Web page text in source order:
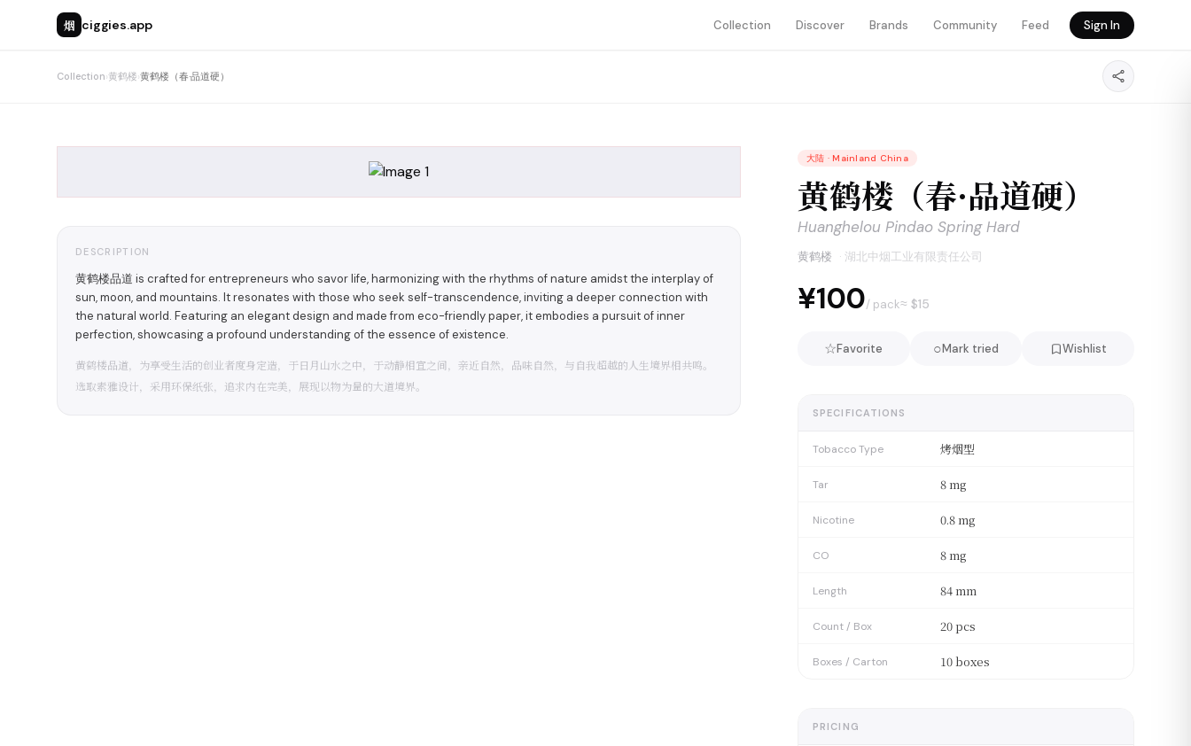
烟 ciggies.app Collection Discover Brands Community Feed Sign In
Collection›黄鹤楼›黄鹤楼（春·品道硬）
DESCRIPTION
黄鹤楼品道 is crafted for entrepreneurs who savor life, harmonizing with the rhythms of nature amidst the interplay of
sun, moon, and mountains. It resonates with those who seek self-transcendence, inviting a deeper connection with
the natural world. Featuring an elegant design and made from eco-friendly paper, it embodies a pursuit of inner
perfection, showcasing a profound understanding of the essence of existence.
黄鹤楼品道，为享受生活的创业者度身定造，于日月山水之中，于动静相宜之间，亲近自然，品味自然，与自我超越的人生境界相共鸣。
选取素雅设计，采用环保纸张，追求内在完美，展现以物为量的大道境界。
大陆 · Mainland China
黄鹤楼（春·品道硬）
Huanghelou Pindao Spring Hard
黄鹤楼 · 湖北中烟工业有限责任公司
¥100/ pack≈ $15
☆Favorite ○Mark tried Wishlist
SPECIFICATIONS
Tobacco Type 烤烟型
Tar 8 mg
Nicotine 0.8 mg
CO 8 mg
Length 84 mm
Count / Box 20 pcs
Boxes / Carton 10 boxes
PRICING